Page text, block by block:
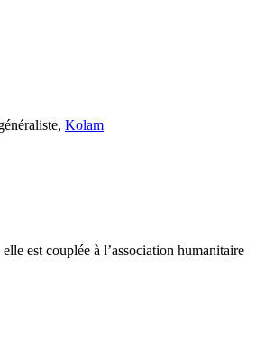
Kolam
est couplée à l’association humanitaire